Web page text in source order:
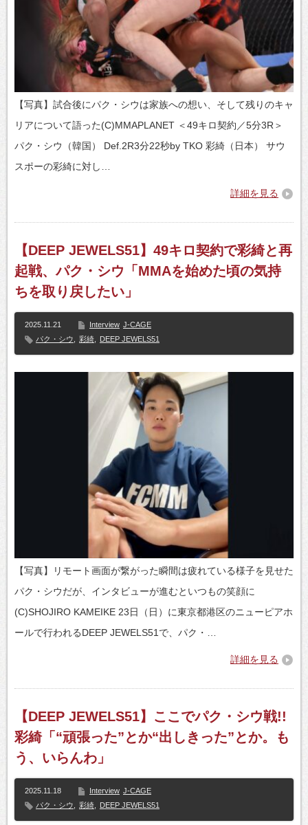
【写真】試合後にパク・シウは家族への想い、そして残りのキャ
リアについて語った(C)MMAPLANET ＜49キロ契約／5分3R＞
パク・シウ（韓国） Def.2R3分22秒by TKO 彩綺（日本） サウ
スポーの彩綺に対し…
詳細を見る
【DEEP JEWELS51】49キロ契約で彩綺と再
起戦、パク・シウ「MMAを始めた頃の気持
ちを取り戻したい」
2025.11.21 Interview J-CAGE
パク・シウ
彩綺 DEEP JEWELS51
【写真】リモート画面が繋がった瞬間は疲れている様子を見せた
パク・シウだが、インタビューが進むといつもの笑顔に
(C)SHOJIRO KAMEIKE 23日（日）に東京都港区のニューピアホ
ールで行われるDEEP JEWELS51で、パク・…
詳細を見る
【DEEP JEWELS51】ここでパク・シウ戦!!
彩綺「“頑張った”とか“出しきった”とか。も
う、いらんわ」
2025.11.18 Interview J-CAGE
パク・シウ
彩綺 DEEP JEWELS51